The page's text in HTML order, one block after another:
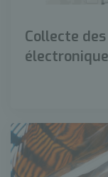
Collecte